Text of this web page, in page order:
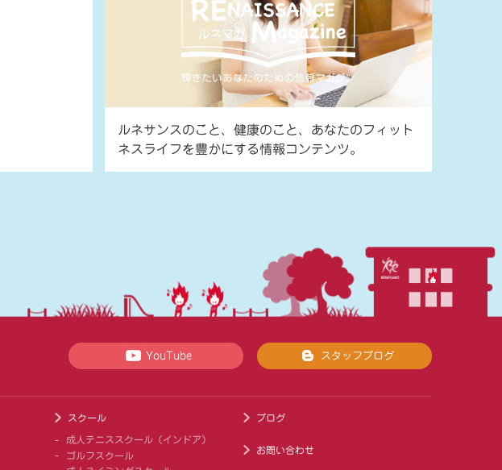
ルネサンスのこと、健康のこと、あなたのフィット
ネスライフを豊かにする情報コンテンツ。
YouTube スタッフブログ
スクール
成人テニススクール（インドア）
ゴルフスクール
ブログ
お問い合わせ